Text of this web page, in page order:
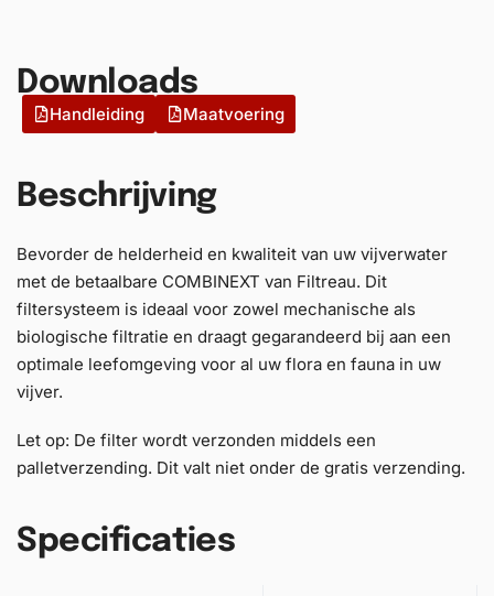
Downloads
Handleiding Maatvoering
Beschrijving
Bevorder de helderheid en kwaliteit van uw vijverwater
met de betaalbare COMBINEXT van Filtreau. Dit
filtersysteem is ideaal voor zowel mechanische als
biologische filtratie en draagt gegarandeerd bij aan een
optimale leefomgeving voor al uw flora en fauna in uw
vijver.
Let op: De filter wordt verzonden middels een
palletverzending. Dit valt niet onder de gratis verzending.
Specificaties